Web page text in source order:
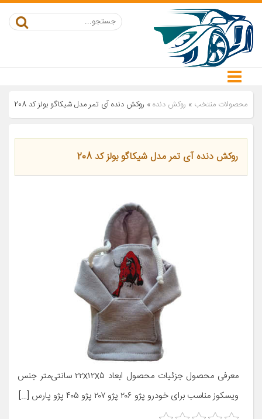
محصولات منتخب » روکش دنده» روکش دنده آی تمر مدل شیکاگو بولز کد 208
روکش دنده آی تمر مدل شیکاگو بولز کد 208
معرفی محصول جزئیات محصول ابعاد ۲۲x۱۲x۵ سانتی‌متر جنس
ویسکوز مناسب برای خودرو پژو ۲۰۶ پژو ۲۰۷ پژو ۴۰۵ پژو پارس […]